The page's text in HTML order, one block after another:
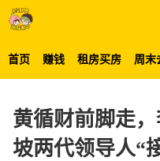
首页 赚钱 租房买房 周末
黄循财前脚走
坡两代领导人“